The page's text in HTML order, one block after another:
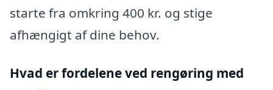
starte fra omkring 400 kr. og stige
afhængigt af dine behov.
Hvad er fordelene ved rengøring med